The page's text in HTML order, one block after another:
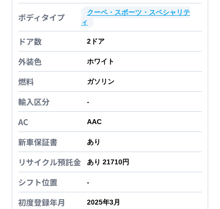
ボディタイプ
クーペ・スポーツ・スペシャリテ
ィ
ドア数 2 ドア
外装色 ホワイト
燃料 ガソリン
輸入区分 -
AC AAC
新車保証書 あり
リサイクル預託金 あり 21710円
シフト位置 -
初度登録年月 2025年3月